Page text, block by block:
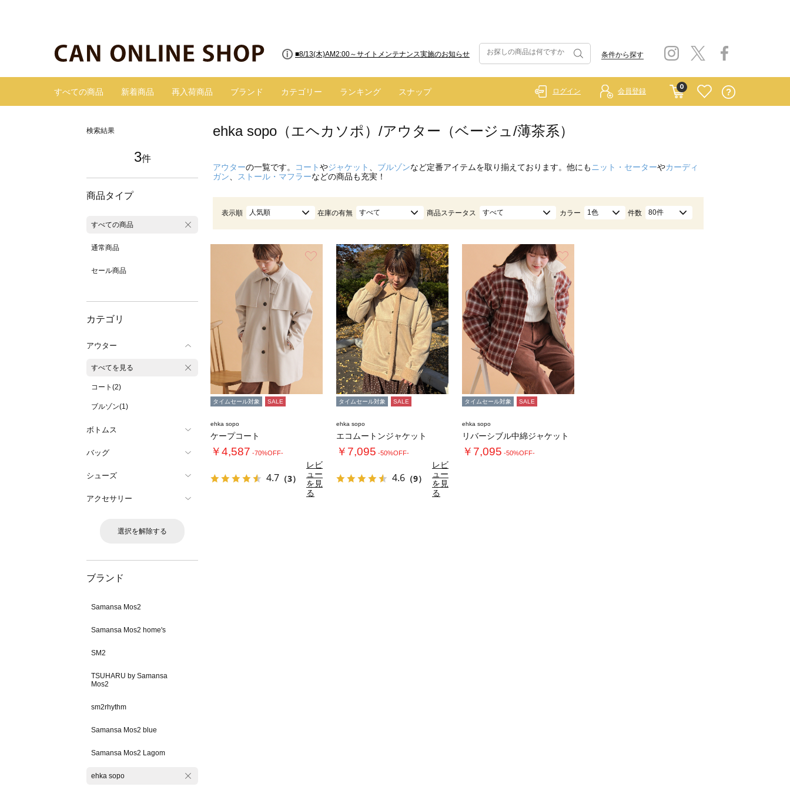
■8/13(木)AM2:00～サイトメンテナンス実施のお知らせ 条件から探す
すべての商品 新着商品 再入荷商品 ブランド カテゴリー ランキング スナップ
0
ログイン 会員登録
検索結果
3件
商品タイプ
すべての商品
通常商品
セール商品
カテゴリ
アウター
すべてを見る
コート(2)
ブルゾン(1)
ボトムス
バッグ
シューズ
アクセサリー
選択を解除する
ブランド
Samansa Mos2
Samansa Mos2 home's
SM2
TSUHARU by Samansa
Mos2
sm2rhythm
Samansa Mos2 blue
Samansa Mos2 Lagom
ehka sopo
ehka sopo（エヘカソポ）/アウター（ベージュ/薄茶系）
アウターの一覧です。 コートやジャケット ブルゾンなど定番アイテムを取り揃えております。他にも ニット・セーターやカーディ
ガン
ストール・マフラーなどの商品も充実！
表示順 人気順 在庫の有無 すべて 商品ステータス すべて カラー 1色 件数 80件
お気に入り
タイムセール対象 SALE
ehka sopo
ケープコート
￥4,587 -70%OFF-
4.7 （3）
レビ
ュー
を見
る
お気に入り
タイムセール対象 SALE
ehka sopo
エコムートンジャケット
￥7,095 -50%OFF-
4.6 （9）
レビ
ュー
を見
る
タイムセール対象 SALE
ehka sopo
リバーシブル中綿ジャケット
￥7,095 -50%OFF-